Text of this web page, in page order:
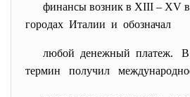
финансы возник в XIII – XV
городах Италии и обозначал
любой денежный платеж.
термин получил